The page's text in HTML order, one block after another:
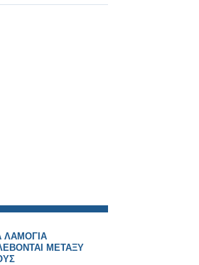
– Ανάλυση
ΛΑΜΟΓΙΑ
ΜΕΤΑΞΥ